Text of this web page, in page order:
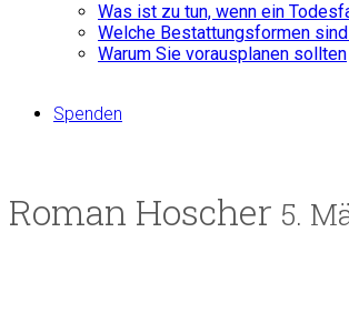
Was ist zu tun, wenn ein
Welche Bestattungsformen
Warum Sie vorausplanen sollten
Spenden
Roman Hoscher 5.